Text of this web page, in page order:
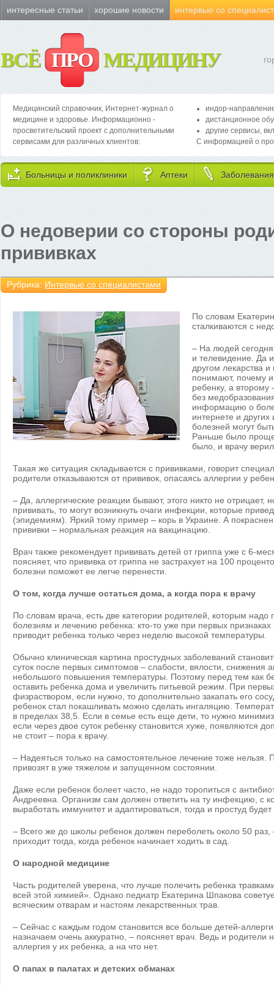
интересные статьи хорошие новости интервью со
ВСЁ ПРО МЕДИЦИНУ
Медицинский справочник, Интернет-журнал о
медицине и здоровье. Информационно -
просветительский проект с дополнительными
сервисами для различных клиентов:
индор-
дистанционное
другие сервисы,
С информацией о
Больницы и поликлиники Аптеки Заболевания
О недоверии со стороны
прививках
Рубрика: Интервью со специалистами
По словам
сталкиваются с
– На людей
и телевидение. Да
другом лекарства
понимают, почему
ребенку, а второму
без
информацию о
интернете и
болезней могут
Раньше было
было, и врачу
Такая же ситуация складывается с прививками, говорит
родители отказываются от прививок, опасаясь аллергии у
– Да, аллергические реакции бывают, этого никто не отрицает,
прививать, то могут возникнуть очаги инфекции, которые
(эпидемиям). Яркий тому пример – корь в Украине. А
прививки – нормальная реакция на вакцинацию.
Врач также рекомендует прививать детей от гриппа уже с 6-
поясняет, что прививка от гриппа не застрахует на 100
болезни поможет ее легче перенести.
О том, когда лучше остаться дома, а когда пора к врачу
По словам врача, есть две категории родителей, которым надо
болезням и лечению ребенка: кто-то уже при первых признаках
приводит ребенка только через неделю высокой температуры.
Обычно клиническая картина простудных заболеваний
суток после первых симптомов – слабости, вялости, снижения
небольшого повышения температуры. Поэтому перед тем как
оставить ребенка дома и увеличить питьевой режим. При
физраствором, если нужно, то дополнительно закапать его
ребенок стал покашливать можно сделать ингаляцию.
в пределах 38,5. Если в семье есть еще дети, то нужно
если через двое суток ребенку становится хуже, появляются
не стоит – пора к врачу.
– Надеяться только на самостоятельное лечение тоже нельзя.
привозят в уже тяжелом и запущенном состоянии.
Даже если ребенок болеет часто, не надо торопиться с
Андреевна. Организм сам должен ответить на ту инфекцию, с
выработать иммунитет и адаптироваться, тогда и простуд
– Всего же до школы ребенок должен переболеть около 50
приходит тогда, когда ребенок начинает ходить в сад.
О народной медицине
Часть родителей уверена, что лучше полечить ребенка
всей этой химией». Однако педиатр Екатерина Шпакова
всяческим отварам и настоям лекарственных трав.
– Сейчас с каждым годом становится все больше детей-
назначаем очень аккуратно, – поясняет врач. Ведь и родители
аллергия у их ребенка, а на что нет.
О папах в палатах и детских обманах